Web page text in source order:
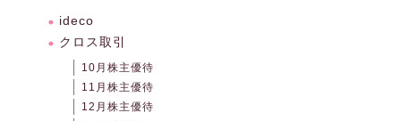
ideco
クロス取引
10月株主優待
11月株主優待
12月株主優待